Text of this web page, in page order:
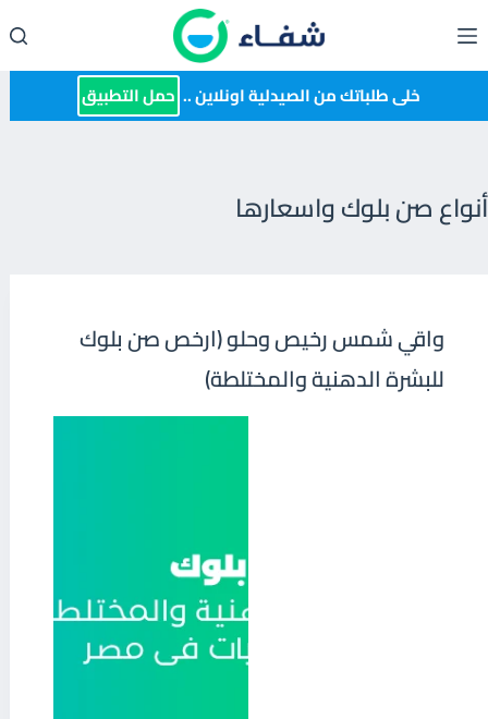
إلى
المحتوى خلى طلباتك من الصيدلية اونلاين .. حمل التطبيق
أنواع صن بلوك واسعارها
واقي شمس رخيص وحلو (ارخص صن بلوك
للبشرة الدهنية والمختلطة)